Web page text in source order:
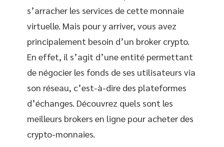
s’arracher les services de cette monnaie
virtuelle. Mais pour y arriver, vous avez
principalement besoin d’un broker crypto.
En effet, il s’agit d’une entité permettant
de négocier les fonds de ses utilisateurs via
son réseau, c’est-à-dire des plateformes
d’échanges. Découvrez quels sont les
meilleurs brokers en ligne pour acheter des
crypto-monnaies.